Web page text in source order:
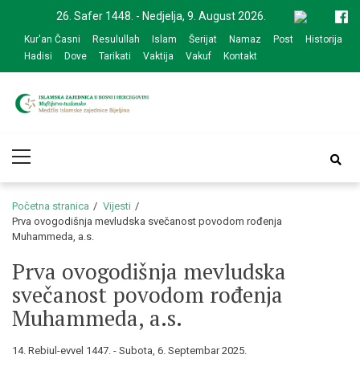
navigation
content
26. Safer 1448. - Nedjelja, 9. August 2026.
Kur'an Časni Resulullah Islam Šerijat Namaz Post
Historija
Hadisi
Dove Tarikati Vaktija Vakuf Kontakt
zajednice Bijeljina
Menu
Početna stranica
Vijesti
Prva ovogodišnja mevludska svečanost povodom rođenja
Muhammeda, a.s.
Prva ovogodišnja mevludska
svečanost povodom rođenja
Muhammeda, a.s.
14. Rebiul-evvel 1447. - Subota, 6. Septembar 2025.